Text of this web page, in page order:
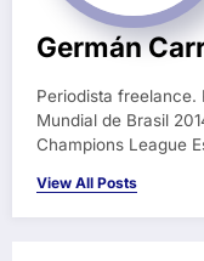
Germán
Periodista freelance.
Mundial de Brasil
Champions League
View All Posts